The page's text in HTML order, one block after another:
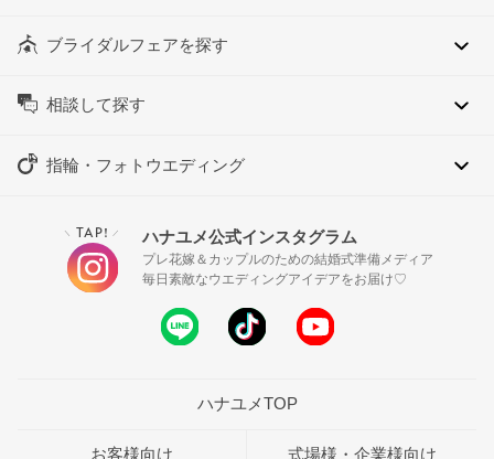
ブライダルフェアを探す
相談して探す
指輪・フォトウエディング
＼ TAP! ／ ハナユメ公式インスタグラム
プレ花嫁＆カップルのための結婚式準備メディア
毎日素敵なウエディングアイデアをお届け♡
ハナユメTOP
お客様向け
式場様・企業様向け